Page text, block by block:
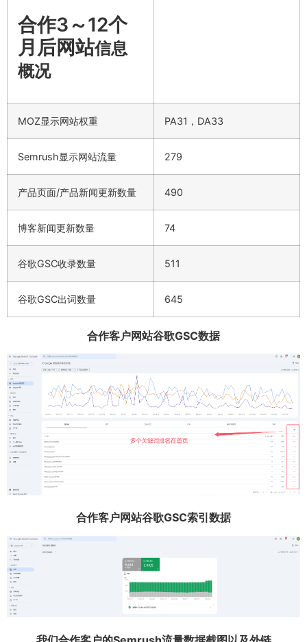
合作3～12个
月后网站信息
概况
MOZ显示网站权重 PA31，DA33
Semrush显示网站流量 279
产品页面/产品新闻更新数量 490
博客新闻更新数量 74
谷歌GSC收录数量 511
谷歌GSC出词数量 645
合作客户网站谷歌GSC数据
合作客户网站谷歌GSC索引数据